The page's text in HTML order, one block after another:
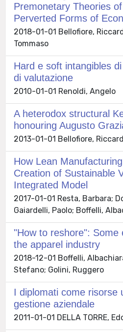
Premonetary Theories
Perverted Forms of
2018-01-01 Bellofiore,
Tommaso
Hard e soft intangibles
di valutazione
2010-01-01 Renoldi, Angelo
A heterodox structural
honouring Augusto
2013-01-01 Bellofiore,
How Lean
Creation of Sustainable
Integrated Model
2017-01-01 Resta, Barbara;
Gaiardelli, Paolo; Boffelli,
"How to reshore": Some
the apparel industry
2018-12-01 Boffelli,
Stefano; Golini, Ruggero
I diplomati come risorse
gestione aziendale
2011-01-01 DELLA TORRE,